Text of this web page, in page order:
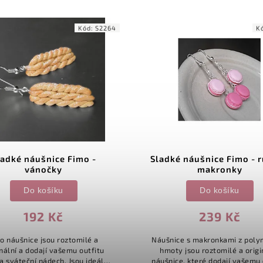
náušnice Fimo -
vánočky
192 Kč
Do košíku
náušnice jsou roztomilé a
a dodají vašemu outfitu
sváteční nádech. Jsou ideální
Kód: S2264
Sladké náušnice Fimo -
makronky
239 Kč
Do košíku
Náušnice s makronkami z
hmoty jsou roztomilé a
náušnice, které dodají